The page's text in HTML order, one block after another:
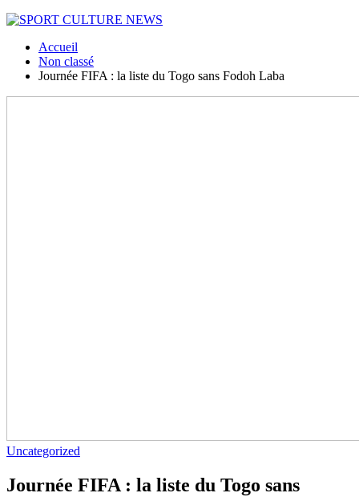
Accueil
Non classé
Journée FIFA : la liste du Togo sans Fodoh Laba
Uncategorized
Journée FIFA : la liste du Togo sans